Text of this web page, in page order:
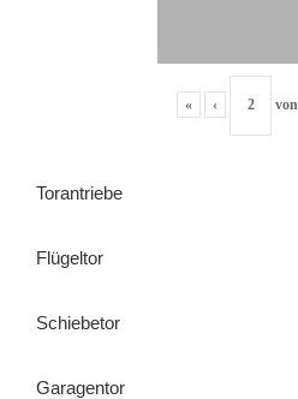
« ‹ von
Torantriebe
Flügeltor
Schiebetor
Garagentor